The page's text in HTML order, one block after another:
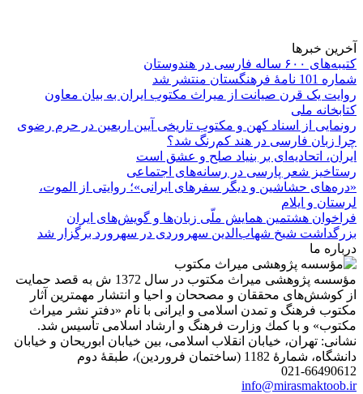
آخرین خبرها
کتیبه‌های ۶۰۰ ساله فارسی در هندوستان
شماره 101 نامۀ فرهنگستان منتشر شد
روایت یک قرن صیانت از میراث مکتوب ایران به بیان معاون
کتابخانه ملی
رونمایی از اسناد کهن و مکتوب تاریخی آیین اربعین در حرم رضوی
چرا زبان فارسی در هند کم‌رنگ شد؟
ایران، اتحادیه‌ای بر بنیاد صلح و عشق است
رستاخیز شعر پارسی در رسانه‌های اجتماعی
«دره‌های حشاشین و دیگر سفرهای ایرانی»؛ روایتی از الموت،
لرستان و ایلام
فراخوان هشتمین همایش ملّی زبان‌ها و گویش‌های ایران
بزرگداشت شیخ شهاب‌الدین سهروردی در سهرورد برگزار شد
درباره ما
مؤسسه پژوهشی میراث مكتوب در سال 1372 ش به قصد حمایت
از كوشش‌های محققان و مصححان و احیا و انتشار مهمترین آثار
مكتوب فرهنگ و تمدن اسلامی و ایرانی با نام «دفتر نشر میراث
مكتوب» و با كمك وزارت فرهنگ و ارشاد اسلامی تأسیس شد.
نشانی: تهران، خیابان انقلاب اسلامی، بین خیابان ابوریحان و خیابان
دانشگاه، شمارۀ 1182 (ساختمان فروردین)، طبقۀ دوم
021-66490612
info@mirasmaktoob.ir